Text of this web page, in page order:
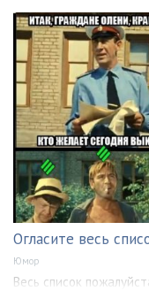
Огласите весь
Юмор
Весь список